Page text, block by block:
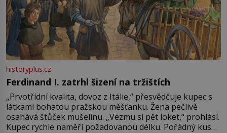
historyplus.cz
Ferdinand I. zatrhl šizení na tržištích
„Prvotřídní kvalita, dovoz z Itálie,“ přesvědčuje kupec s
látkami bohatou pražskou měšťanku. Žena pečlivě
osahává štůček mušelínu. „Vezmu si pět loket,“ prohlásí.
Kupec rychle naměří požadovanou délku. Pořádný kus